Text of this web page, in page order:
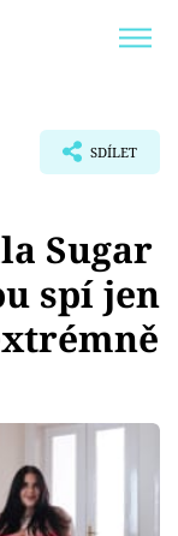
SDÍLET
Sugar
spí jen